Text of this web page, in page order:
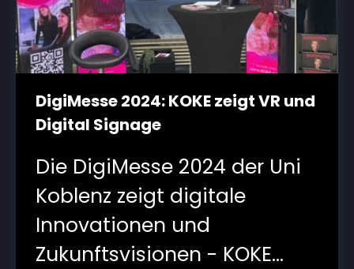
DigiMesse 2024: KOKE zeigt VR und
Digital Signage
Die DigiMesse 2024 der Uni
Koblenz zeigt digitale
Innovationen und
Zukunftsvisionen - KOKE...